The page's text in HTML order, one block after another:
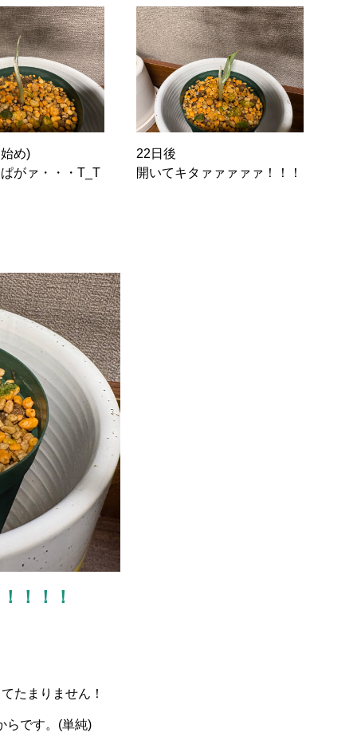
め)
がァ・・・T_T
22日後
開いてキタァァァァァ！！！
！！！
たまりません！
らです。(単純)